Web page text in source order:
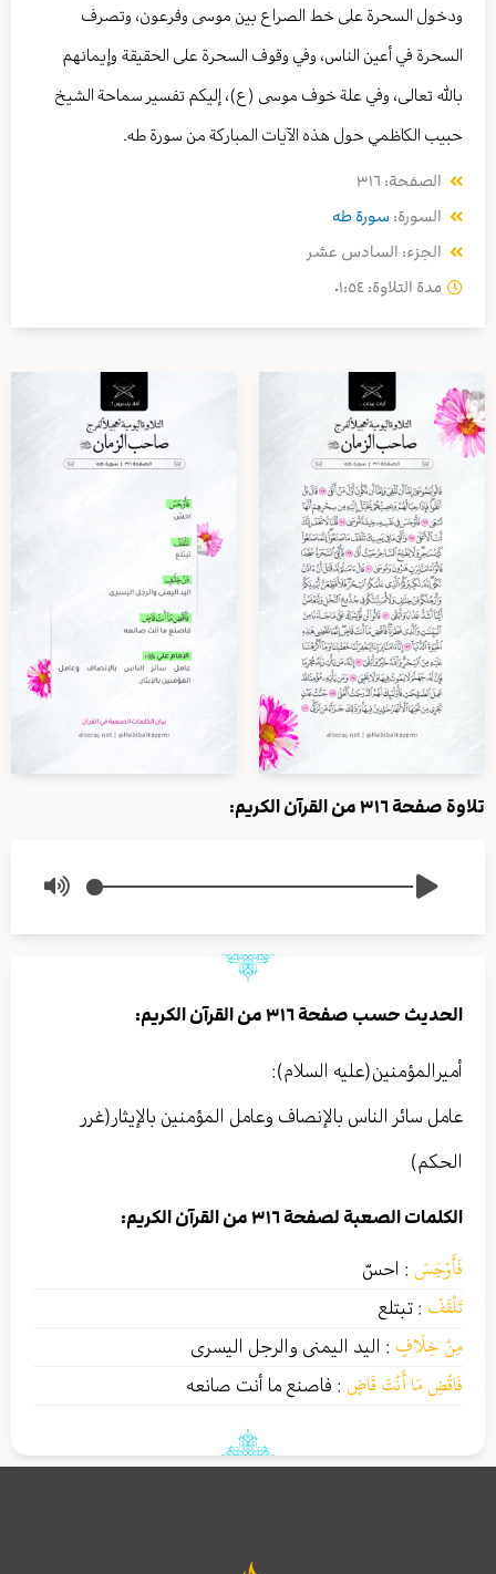
ودخول السحرة على خط الصراع بين موسى وفرعون، وتصرف
السحرة في أعين الناس، وفي وقوف السحرة على الحقيقة وإيمانهم
بالله تعالى، وفي علة خوف موسى (ع)، إليكم تفسير سماحة الشيخ
حبيب الكاظمي حول هذه الآيات المباركة من سورة طه.
الصفحة: ٣١٦
السورة: سورة طه
الجزء: السادس عشر
مدة التلاوة: ٠١:٥٤
تلاوة صفحة ٣١٦ من القرآن الكريم:
الحديث حسب صفحة ٣١٦ من القرآن الكريم:
أميرالمؤمنين(عليه السلام):
عامل سائر الناس بالإنصاف وعامل المؤمنين بالإيثار(غرر
الحكم)
الكلمات الصعبة لصفحة ٣١٦ من القرآن الكريم:
فَأَوْجَسَ : احسّ
تَلْقَفْ : تبتلع
مِنْ خِلَافٍ : اليد اليمنى والرجل اليسرى
فَاقْضِ مَا أَنْتَ قَاضٍ : فاصنع ما أنت صانعه